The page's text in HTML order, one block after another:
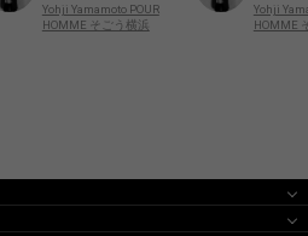
Yohji Yamamoto POUR
HOMME そごう横浜
Yohji
HOMME